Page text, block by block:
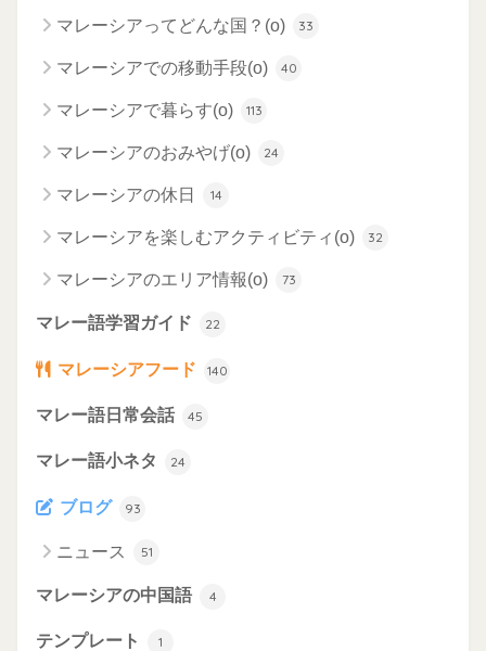
マレーシアってどんな国？(o) 33
マレーシアでの移動手段(o) 40
マレーシアで暮らす(o) 113
マレーシアのおみやげ(o) 24
マレーシアの休日 14
マレーシアを楽しむアクティビティ(o) 32
マレーシアのエリア情報(o) 73
マレー語学習ガイド 22
マレーシアフード 140
マレー語日常会話 45
マレー語小ネタ 24
ブログ 93
ニュース 51
マレーシアの中国語 4
テンプレート 1